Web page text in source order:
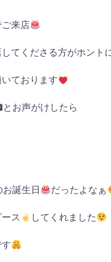
来店
てくださる方がホント
ております
とお声がけしたら
誕生日 だったよなぁ
ス してくれました